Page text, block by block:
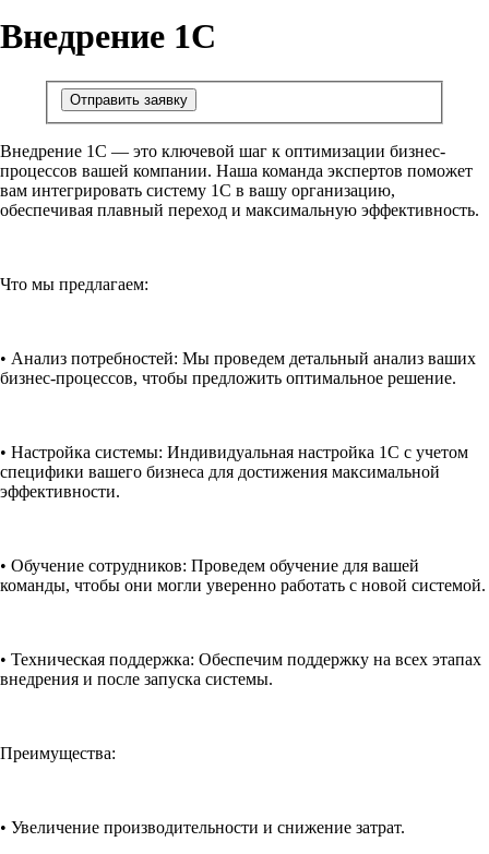
Внедрение 1С
Отправить заявку
Внедрение 1С — это ключевой шаг к оптимизации бизнес-
процессов вашей компании. Наша команда экспертов поможет
вам интегрировать систему 1С в вашу организацию,
обеспечивая плавный переход и максимальную эффективность.
Что мы предлагаем:
• Анализ потребностей: Мы проведем детальный анализ ваших
бизнес-процессов, чтобы предложить оптимальное решение.
• Настройка системы: Индивидуальная настройка 1С с учетом
специфики вашего бизнеса для достижения максимальной
эффективности.
• Обучение сотрудников: Проведем обучение для вашей
команды, чтобы они могли уверенно работать с новой системой.
• Техническая поддержка: Обеспечим поддержку на всех этапах
внедрения и после запуска системы.
Преимущества:
• Увеличение производительности и снижение затрат.